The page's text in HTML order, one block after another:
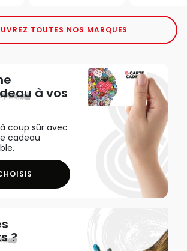
TOUTES NOS MARQUES
à vos
coup sûr avec
cadeau
?